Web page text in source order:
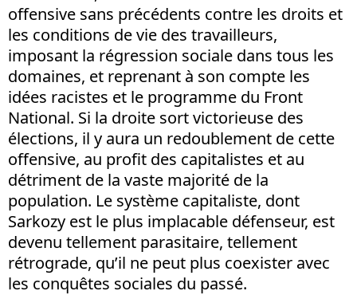
offensive sans précédents contre les droits et
les conditions de vie des travailleurs,
imposant la régression sociale dans tous les
domaines, et reprenant à son compte les
idées racistes et le programme du Front
National. Si la droite sort victorieuse des
élections, il y aura un redoublement de cette
offensive, au profit des capitalistes et au
détriment de la vaste majorité de la
population. Le système capitaliste, dont
Sarkozy est le plus implacable défenseur, est
devenu tellement parasitaire, tellement
rétrograde, qu’il ne peut plus coexister avec
les conquêtes sociales du passé.